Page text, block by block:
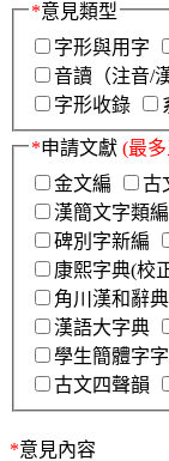
*意見類型
字形與用字
音讀（注音/
字形收錄
*申請文獻 (最
金文編
古
漢簡文字類編
碑別字新編
康熙字典(校
角川漢和辭典
漢語大字典
學生簡體字
古文四聲韻
*意見內容